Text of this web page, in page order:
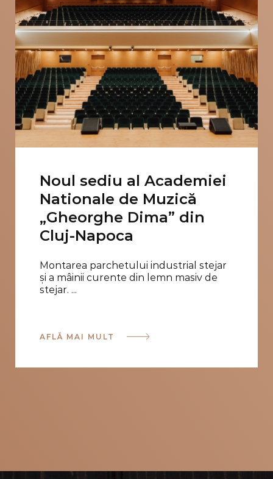
Noul sediu al Academiei
Nationale de Muzică
„Gheorghe Dima” din
Cluj-Napoca
Montarea parchetului industrial stejar
și a mâinii curente din lemn masiv de
stejar. ...
AFLĂ MAI MULT